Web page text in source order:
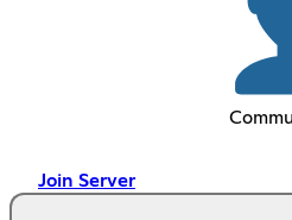
Join Server